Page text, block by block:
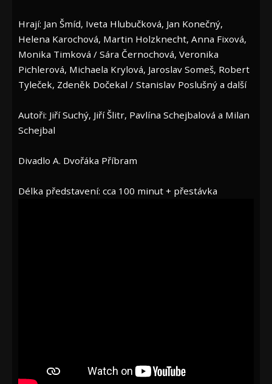
Hrají: Jan Šmíd, Iveta Hlubučková, Jan Konečný,
Helena Karochová, Martin Holzknecht, Anna Fixová,
Monika Timková / Sára Černochová, Veronika
Pichlerová, Michaela Krylová, Jaroslav Someš, Robert
Tyleček, Zdeněk Dočekal / Stanislav Poslušný a další
Autoři: Jiří Suchý, Jiří Šlitr, Pavlína Schejbalová a Milan
Schejbal
Divadlo A. Dvořáka Příbram
Délka představení: cca 100 minut + přestávka